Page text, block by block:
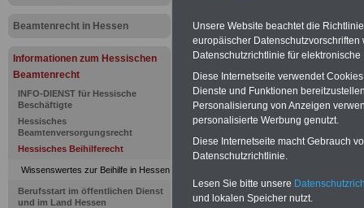
Beamtenrecht in Hessen
Informationen zum Hessischen
Beamtenrecht
INFO-DIENST für Hessische
Beschäftigte
Hessisches
Beamtenversorgungsrecht
Hessisches Beihilferecht
Wissenswertes zur Beihilfe in Hessen
Berufsstart im öffentlichen Dienst
und im Land Hessen
Landes
bei
Unsere Website beachtet die
europäischer
Datenschutzrichtlinie für
Diese Internetseite verwendet
Dienste und Funktionen
Personalisierung von Anzeigen
personalisierte Werbung genutzt.
Diese Internetseite macht Gebrauch
Datenschutzrichtlinie.
Lesen Sie bitte unsere
und lokalen Speicher nutzt.